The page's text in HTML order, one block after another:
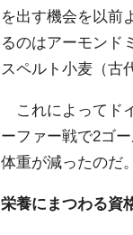
を出す機会を以前
るのはアーモンド
スペルト小麦（古
これによってド
ーファー戦で2ゴ
体重が減ったのだ。
栄養にまつわる資